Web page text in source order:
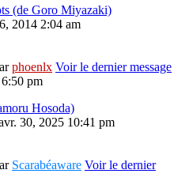
(de Goro Miyazaki)
2014 2:04 am
phoenlx Voir le dernier message
pm
Hosoda)
30, 2025 10:41 pm
Scarabéaware Voir le dernier